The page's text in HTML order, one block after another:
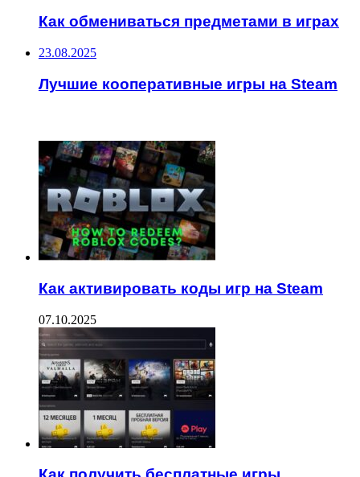
Как обмениваться предметами в играх
23.08.2025
Лучшие кооперативные игры на Steam
Как активировать коды игр на Steam
07.10.2025